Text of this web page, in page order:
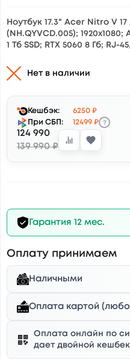
Ноутбук 17.3" Acer Nitro V 17
(NH.QYVCD.005); 1920х1080;
1 Тб SSD; RTX 5060 8 Гб; RJ-
Нет в наличии
Кешбэк:
6250 ₽
При СБП:
12499 ₽ ?
124 990
139 990 ₽
Гарантия 12 мес.
Оплату принимаем
Наличными
Оплата картой
Оплата онлайн по
дает двойной кешбек